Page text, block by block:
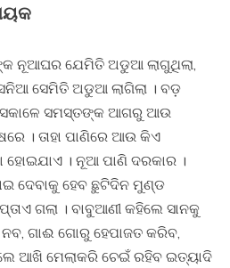
ନୂଆଘର ଯେମିତି ଅଡୁଆ ଲାଗୁଥିଲା,
ସେମିତି ଅଡୁଆ ଲାଗିଲା । ବଡ଼
ସକାଳେ ସମସ୍ତଙ୍କ ଆଗରୁ ଆଉ
। ତାହା ପାଣିରେ ଆଉ କିଏ
। ନୂଆ ପାଣି ଦରକାର ।
ଦେବାକୁ ହେବ ଛୁଟିଦିନ ମୁଣ୍ଡ
ଗଲା । ବାବୁଆଣୀ କହିଲେ ସାନକୁ
ଗାଈ ଗୋରୁ ହେପାଜତ କରିବ,
ଆଖି ମେଲାକରି ଚେଇଁ ରହିବ ଇତ୍ୟାଦି